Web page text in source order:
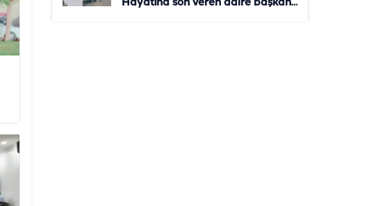
Hayatına son veren daire başkanı